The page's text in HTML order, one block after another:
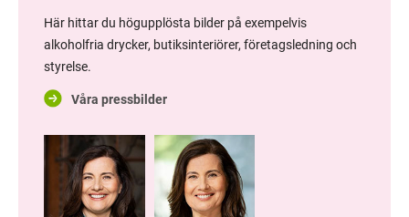
Här hittar du högupplösta bilder på exempelvis
alkoholfria drycker, butiksinteriörer, företagsledning och
styrelse.
Våra pressbilder